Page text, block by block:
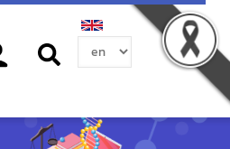
Select
your